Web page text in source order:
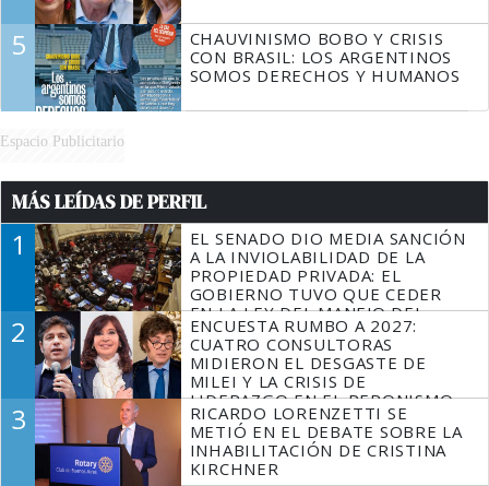
5
CHAUVINISMO BOBO Y CRISIS
CON BRASIL: LOS ARGENTINOS
SOMOS DERECHOS Y HUMANOS
Espacio Publicitario
MÁS LEÍDAS DE PERFIL
1
EL SENADO DIO MEDIA SANCIÓN
A LA INVIOLABILIDAD DE LA
PROPIEDAD PRIVADA: EL
GOBIERNO TUVO QUE CEDER
EN LA LEY DEL MANEJO DEL
FUEGO
2
ENCUESTA RUMBO A 2027:
CUATRO CONSULTORAS
MIDIERON EL DESGASTE DE
MILEI Y LA CRISIS DE
LIDERAZGO EN EL PERONISMO
3
RICARDO LORENZETTI SE
METIÓ EN EL DEBATE SOBRE LA
INHABILITACIÓN DE CRISTINA
KIRCHNER